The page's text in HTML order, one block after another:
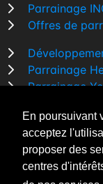
En poursuivant
acceptez
proposer des
centres
Parrainage
Offres de
Parrainage
Parrainage
Comparatif